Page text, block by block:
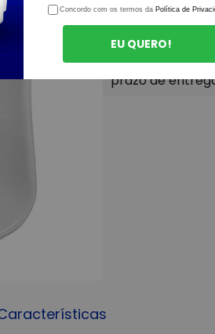
Concordo com os termos da Política de
EU QUERO!